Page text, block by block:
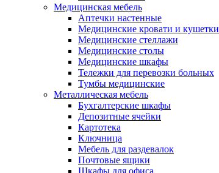
Медицинская мебель
Аптечки настенные
Медицинские кровати и кушетки
Медицинские стеллажи
Медицинские столы
Медицинские шкафы
Тележки для перевозки больных
Тумбы медицинские
Металлическая мебель
Бухгалтерские шкафы
Депозитные ячейки
Картотека
Ключница
Мебель для раздевалок
Почтовые ящики
Шкафы для офиса